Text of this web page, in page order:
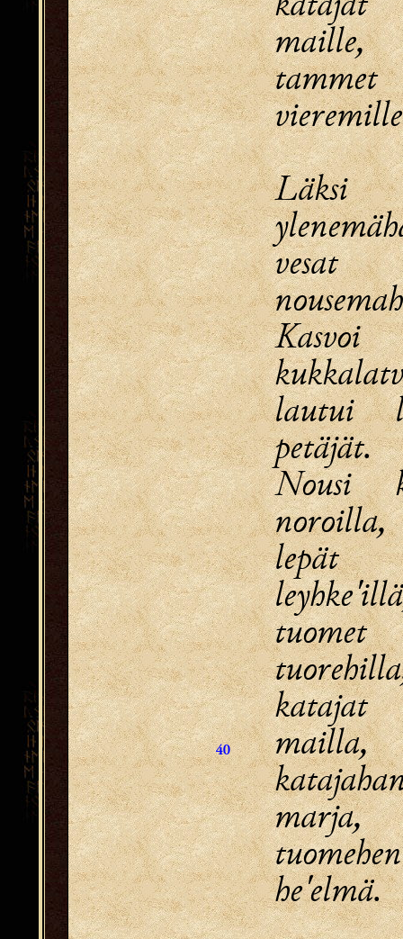
maille,
40
vesat
lautui
petäjät.
Nousi
noroilla,
lepät
katajat
mailla,
marja,
he'elmä.